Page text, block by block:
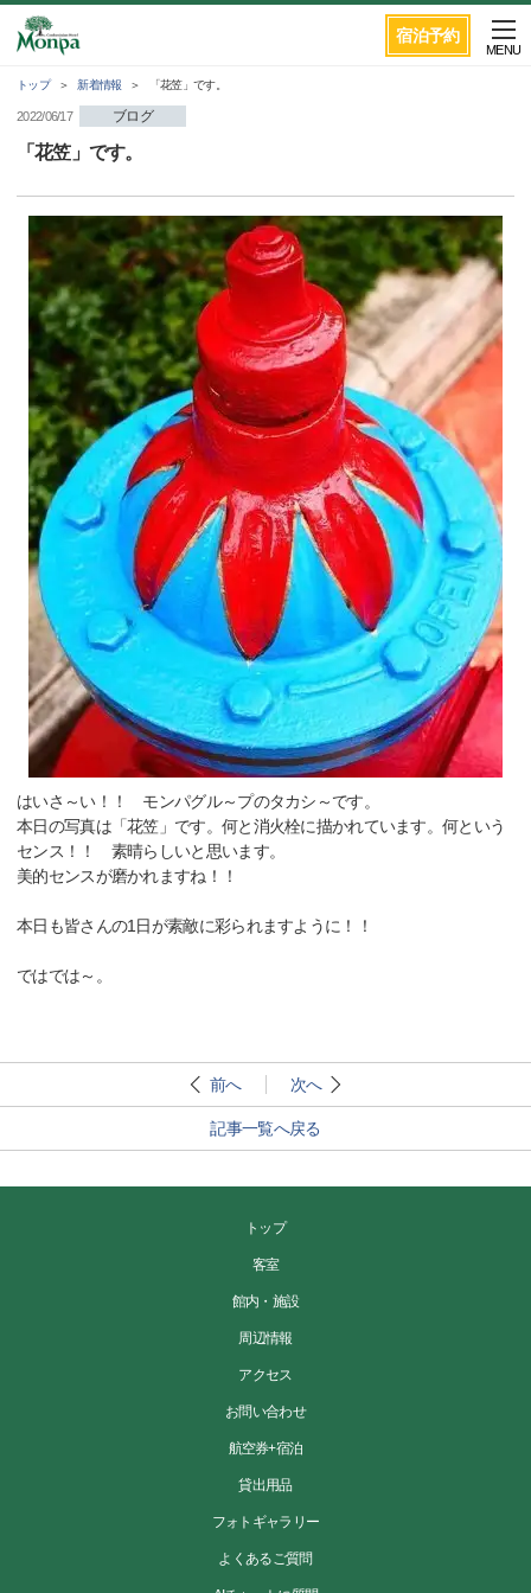
宿泊予約
MENU
トップ 新着情報 「花笠」です。
2022/06/17 ブログ
「花笠」です。
はいさ～い！！ モンパグル～プのタカシ～です。
本日の写真は「花笠」です。何と消火栓に描かれています。何という
センス！！ 素晴らしいと思います。
美的センスが磨かれますね！！
本日も皆さんの1日が素敵に彩られますように！！
ではでは～。
前へ 次へ
記事一覧へ戻る
トップ
客室
館内・施設
周辺情報
アクセス
お問い合わせ
航空券+宿泊
貸出用品
フォトギャラリー
よくあるご質問